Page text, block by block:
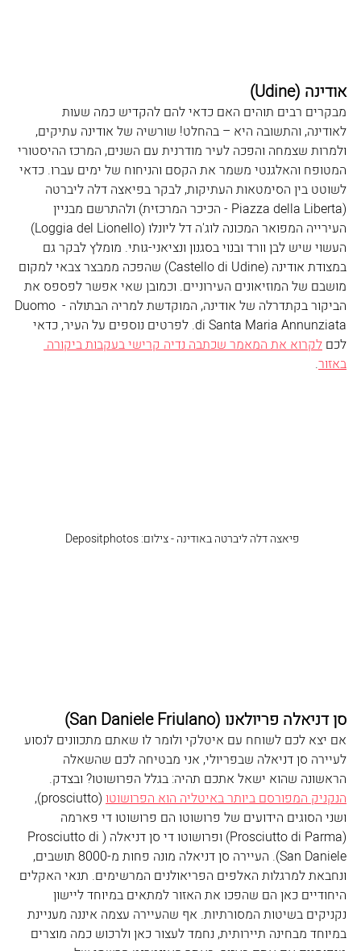
אודינה (Udine )
מבקרים רבים תוהים האם כדאי להם להקדיש כמה שעות
לאודינה, והתשובה היא – בהחלט! שורשיה של אודינה עתיקים,
ולמרות שצמחה והפכה לעיר מודרנית עם השנים, המרכז ההיסטורי
המטופח והאלגנטי משמר את הקסם והניחוח של ימים עברו. כדאי
לשוטט בין הסימטאות העתיקות, לבקר בפיאצה דלה ליברטה
(Piazza della Liberta
- הכיכר המרכזית) ולהתרשם מבניין
העירייה המפואר המכונה לוג'ה דל ליונלו (Loggia del Lionello
)
העשוי שיש לבן וורד ובנוי בסגנון ונציאני-גותי. מומלץ לבקר גם
במצודת אודינה (Castello di Udine) שהפכה ממבצר צבאי למקום
מושבם של המוזיאונים העירוניים. וכמובן שאי אפשר לפספס את
הביקור בקתדרלה של אודינה, המוקדשת למריה הבתולה - Duomo
di Santa Maria Annunziata. לפרטים נוספים על העיר, כדאי
לכם לקרוא את המאמר שכתבה נדיה קרישי בעקבות ביקורה
באזור.
פיאצה דלה ליברטה באודינה - צילום: Depositphotos
סן דניאלה פריולאנו (San Daniele Friulano )
אם יצא לכם לשוחח עם איטלקי ולומר לו שאתם מתכוונים לנסוע
לעיירה סן דניאלה שבפריולי, אני מבטיחה לכם שהשאלה
הראשונה שהוא ישאל אתכם תהיה: בגלל הפרושוטו? ובצדק.
הנקניק המפורסם ביותר באיטליה הוא הפרושוטו (prosciutto
),
ושני הסוגים הידועים של פרושוטו הם פרושוטו די פארמה
(
Prosciutto di Parma) ופרושוטו די סן דניאלה ( Prosciutto di
San Daniele
). העיירה סן דניאלה מונה פחות מ-8000 תושבים,
ונחבאת למרגלות האלפים הפריאולנים המרשימים. תנאי האקלים
היחודיים כאן הם שהפכו את האזור למתאים במיוחד ליישון
נקניקים בשיטות המסורתיות. אף שהעיירה עצמה איננה מעניינת
במיוחד מבחינה תיירותית, נחמד לעצור כאן ולרכוש כמה מוצרים